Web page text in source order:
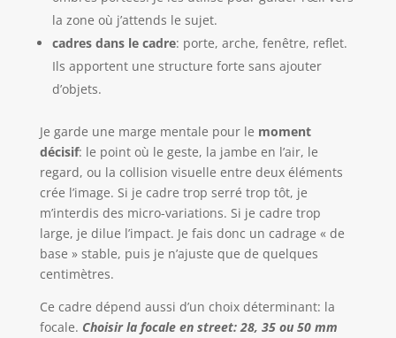
la zone où j’attends le sujet.
cadres dans le cadre: porte, arche, fenêtre, reflet.
Ils apportent une structure forte sans ajouter
d’objets.
Je garde une marge mentale pour le moment
décisif: le point où le geste, la jambe en l’air, le
regard, ou la collision visuelle entre deux éléments
crée l’image. Si je cadre trop serré trop tôt, je
m’interdis des micro-variations. Si je cadre trop
large, je dilue l’impact. Je fais donc un cadrage « de
base » stable, puis je n’ajuste que de quelques
centimètres.
Ce cadre dépend aussi d’un choix déterminant: la
focale. Choisir la focale en street: 28, 35 ou 50 mm